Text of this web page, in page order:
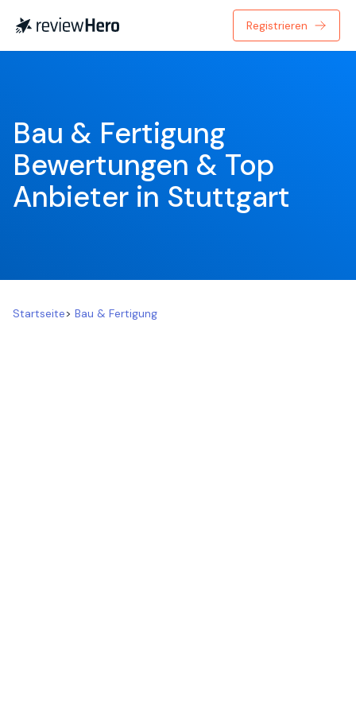
Registrieren
Bau & Fertigung
Bewertungen & Top
Anbieter in Stuttgart
Startseite> Bau & Fertigung